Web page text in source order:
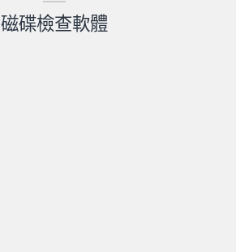
磁碟檢查軟體